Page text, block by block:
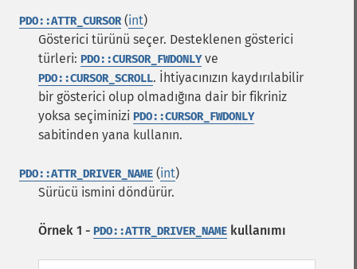
PDO::ATTR_CURSOR(int)
Gösterici türünü seçer. Desteklenen gösterici
türleri: PDO::CURSOR_FWDONLYve
PDO::CURSOR_SCROLL. İhtiyacınızın kaydırılabilir
bir gösterici olup olmadığına dair bir fikriniz
yoksa seçiminizi PDO::CURSOR_FWDONLY
sabitinden yana kullanın.
PDO::ATTR_DRIVER_NAME (int)
Sürücü ismini döndürür.
Örnek 1 - PDO::ATTR_DRIVER_NAME kullanımı